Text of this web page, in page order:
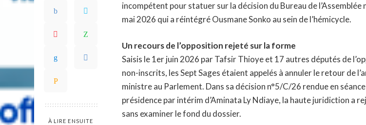
À LIRE ENSUITE
incompétent pour statuer sur la décision du Bureau de l’Assemblée
mai 2026 qui a réintégré Ousmane Sonko au sein de l’hémicycle.
Un recours de l’opposition rejeté sur la forme
Saisis le 1er juin 2026 par Tafsir Thioye et 17 autres députés de
non-inscrits, les Sept Sages étaient appelés à annuler le retour de
ministre au Parlement. Dans sa décision n°5/C/26 rendue en
présidence par intérim d’Aminata Ly Ndiaye, la haute juridiction a
sans examiner le fond du dossier.